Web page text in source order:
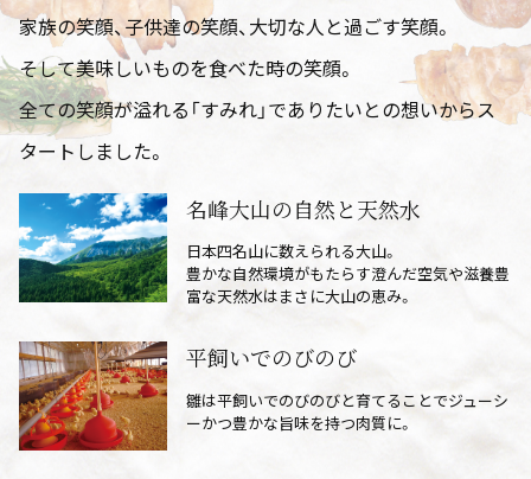
家族の笑顔、子供達の笑顔、大切な人と過ごす笑顔。
そして美味しいものを食べた時の笑顔。
全ての笑顔が溢れる「すみれ」でありたいとの想いからス
タートしました。
名峰大山の自然と天然水
日本四名山に数えられる大山。
豊かな自然環境がもたらす澄んだ空気や滋養豊
富な天然水はまさに大山の恵み。
平飼いでのびのび
雛は平飼いでのびのびと育てることでジューシ
ーかつ豊かな旨味を持つ肉質に。